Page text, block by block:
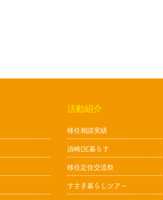
活動紹介
移住相談実績
須崎DE暮らす
移住定住交流祭
すさき暮らしツアー